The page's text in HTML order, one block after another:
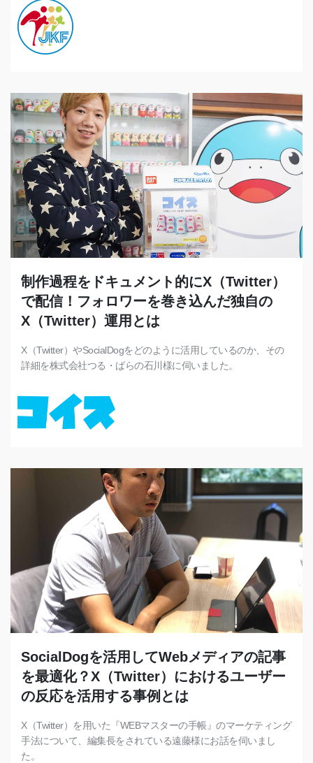
制作過程をドキュメント的にX（Twitter）
で配信！フォロワーを巻き込んだ独自の
X（Twitter）運用とは
X（Twitter）やSocialDogをどのように活用しているのか、その
詳細を株式会社つる・ばらの石川様に伺いました。
SocialDogを活用してWebメディアの記事
を最適化？X（Twitter）におけるユーザー
の反応を活用する事例とは
X（Twitter）を用いた『WEBマスターの手帳』のマーケティング
手法について、編集長をされている遠藤様にお話を伺いまし
た。